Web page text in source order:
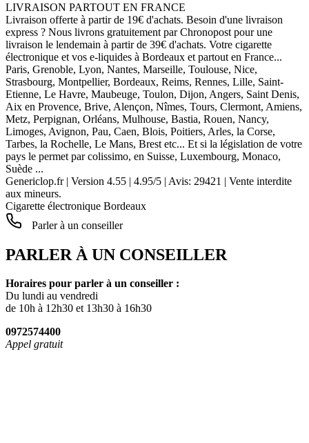
LIVRAISON PARTOUT EN FRANCE
Livraison offerte à partir de 19€ d'achats. Besoin d'une livraison
express ? Nous livrons gratuitement par Chronopost pour une
livraison le lendemain à partir de 39€ d'achats. Votre cigarette
électronique et vos e-liquides à Bordeaux et partout en France...
Paris, Grenoble, Lyon, Nantes, Marseille, Toulouse, Nice,
Strasbourg, Montpellier, Bordeaux, Reims, Rennes, Lille, Saint-
Etienne, Le Havre, Maubeuge, Toulon, Dijon, Angers, Saint Denis,
Aix en Provence, Brive, Alençon, Nîmes, Tours, Clermont, Amiens,
Metz, Perpignan, Orléans, Mulhouse, Bastia, Rouen, Nancy,
Limoges, Avignon, Pau, Caen, Blois, Poitiers, Arles, la Corse,
Tarbes, la Rochelle, Le Mans, Brest etc... Et si la législation de votre
pays le permet par colissimo, en Suisse, Luxembourg, Monaco,
Suède ...
Genericlop.fr| Version 4.55 | 4.95/5 | Avis: 29421 | Vente interdite
aux mineurs.
Cigarette électronique Bordeaux
Parler à un conseiller
PARLER À UN CONSEILLER
Horaires pour parler à un conseiller :
Du lundi au vendredi
de 10h à 12h30 et 13h30 à 16h30
0972574400
Appel gratuit